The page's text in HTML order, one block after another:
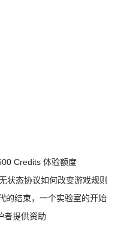
Credits 体验额度
状态协议如何改变游戏规则
的结束，一个实验室的开始
者提供资助